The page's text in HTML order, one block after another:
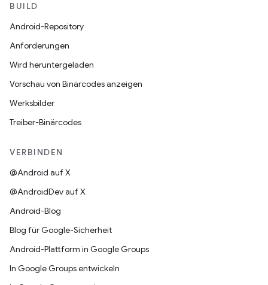
BUILD
Android-Repository
Anforderungen
Wird heruntergeladen
Vorschau von Binärcodes anzeigen
Werksbilder
Treiber-Binärcodes
VERBINDEN
@Android auf X
@AndroidDev auf X
Android-Blog
Blog für Google-Sicherheit
Android-Plattform in Google Groups
In Google Groups entwickeln